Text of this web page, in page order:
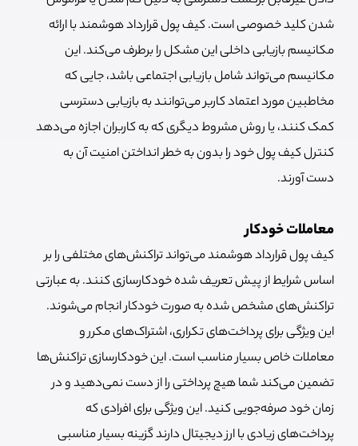
شدن کلید خصوصی است. کیف پول قرارداد هوشمند با ارائه
مکانیسم بازیابی داخلی این مشکل را برطرف می‌کند. این
مکانیسم‌ می‌تواند شامل بازیابی اجتماعی باشد، جایی که
مخاطبین مورد اعتماد کاربر می‌توانند به بازیابی دسترسی
کمک کنند، یا روش مشروط دیگری که به کاربران اجازه می‌دهد
کنترل کیف پول خود را بدون به خطر انداختن امنیت آن به
دست آورند.
معاملات خودکار
کیف پول قرارداد هوشمند می‌تواند تراکنش‌های مختلفی را بر
اساس شرایط از پیش تعریف شده خودکارسازی کنند. به عبارتی
تراکنش‌های مشخص شده به صورت خودکار انجام می‌شوند.
این ویژگی‌ برای پرداخت‌های تکراری، اشتراک‌های مکرر و
معاملات خاص بسیار مناسب است. این خودکارسازی تراکنش‌ها
تضمین می‌کند شما هیچ پرداختی را از دست نمی‌دهید و در
زمان خود صرفه‌جویی کنید. این ویژگی برای افرادی که
پرداخت‌های زیادی با ارز دیجیتال دارند گزینه بسیار مناسبی